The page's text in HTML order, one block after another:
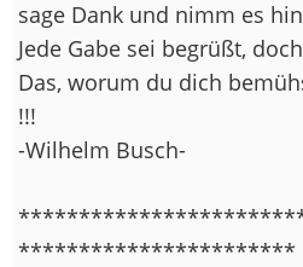
sage Dank und nimm es
Jede Gabe sei begrüßt,
Das, worum du dich
!!!
-Wilhelm Busch-
***********************